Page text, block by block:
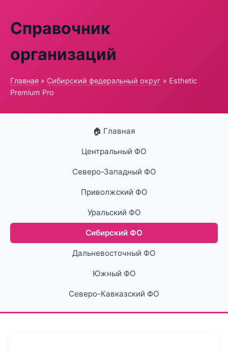
Справочник
организаций
Главная » Сибирский федеральный округ » Esthetic
Premium Pro
🏠 Главная
Центральный ФО
Северо-Западный ФО
Приволжский ФО
Уральский ФО
Сибирский ФО
Дальневосточный ФО
Южный ФО
Северо-Кавказский ФО